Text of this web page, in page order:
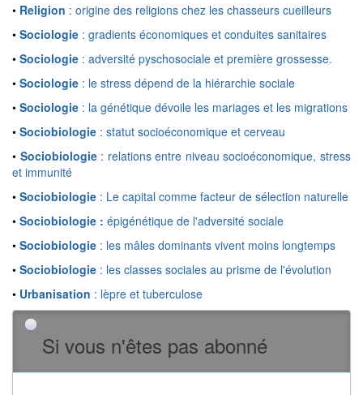
• Religion : origine des religions chez les chasseurs cueilleurs
• Sociologie : gradients économiques et conduites sanitaires
• Sociologie : adversité pyschosociale et première grossesse.
• Sociologie : le stress dépend de la hiérarchie sociale
• Sociologie : la génétique dévoile les mariages et les migrations
• Sociobiologie : statut socioéconomique et cerveau
• Sociobiologie: relations entre niveau socioéconomique, stress
et immunité
• Sociobiologie : Le capital comme facteur de sélection naturelle
• Sociobiologie : épigénétique de l'adversité sociale
• Sociobiologie : les mâles dominants vivent moins longtemps
• Sociobiologie : les classes sociales au prisme de l'évolution
• Urbanisation : lèpre et tuberculose
Si vous n'êtes pas abonné